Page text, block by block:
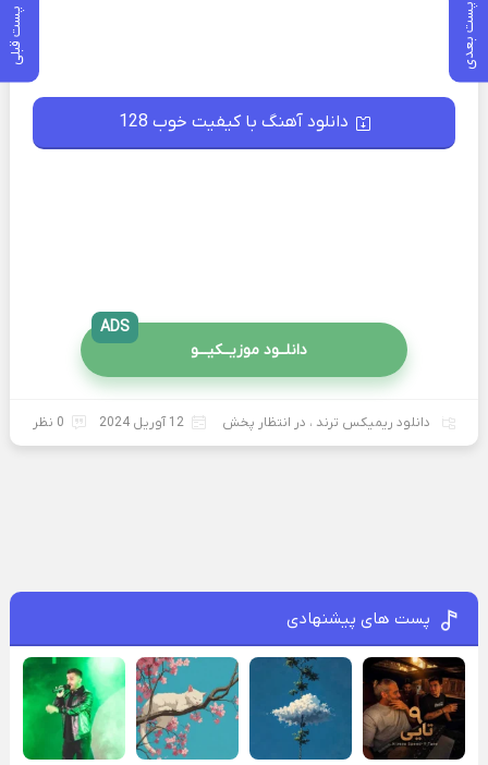
پست بعدی پست قبلی
دانلود آهنگ با کیفیت خوب 128
دانلــود موزیــکیـــو
ADS
دانلود ریمیکس ترند ، در انتظار پخش 12 آوریل 2024 0 نظر
پست های پیشنهادی